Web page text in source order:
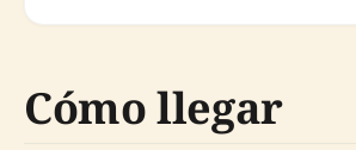
Cómo llegar